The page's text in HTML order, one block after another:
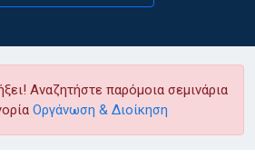
Αναζητήστε παρόμοια σεμινάρια
Οργάνωση & Διοίκηση